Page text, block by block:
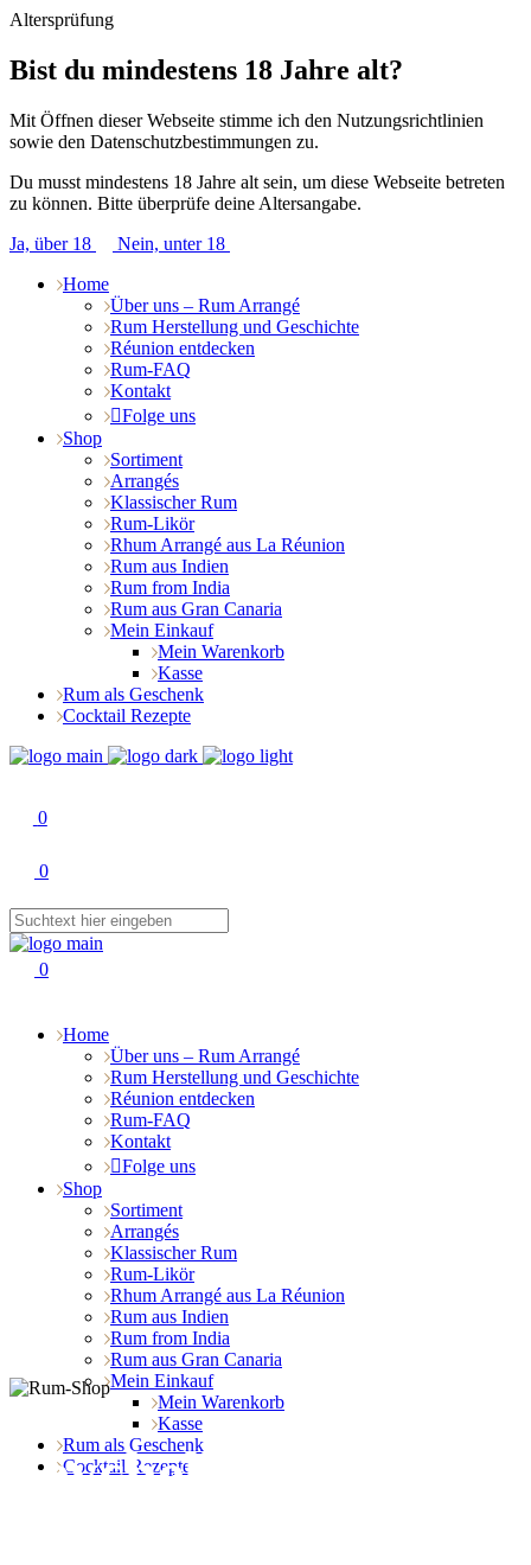
Altersprüfung
Bist du mindestens 18 Jahre alt?
Mit Öffnen dieser Webseite stimme ich den Nutzungsrichtlinien
sowie den Datenschutzbestimmungen zu.
Du musst mindestens 18 Jahre alt sein, um diese Webseite betreten
zu können. Bitte überprüfe deine Altersangabe.
Ja, über 18
Nein, unter 18
Home
Über uns – Rum Arrangé
Rum Herstellung und Geschichte
Réunion entdecken
Rum-FAQ
Kontakt
Folge uns
Shop
Sortiment
Arrangés
Klassischer Rum
Rum-Likör
Rhum Arrangé aus La Réunion
Rum aus Indien
Rum from India
Rum aus Gran Canaria
Mein Einkauf
Mein Warenkorb
Kasse
Rum als Geschenk
Cocktail Rezepte
0
0
0
Home
Über uns – Rum Arrangé
Rum Herstellung und Geschichte
Réunion entdecken
Rum-FAQ
Kontakt
Folge uns
Shop
Sortiment
Arrangés
Klassischer Rum
Rum-Likör
Rhum Arrangé aus La Réunion
Rum aus Indien
Rum from India
Rum aus Gran Canaria
Mein Einkauf
Mein Warenkorb
Kasse
Rum als Geschenk
Cocktail Rezepte
Seychellen